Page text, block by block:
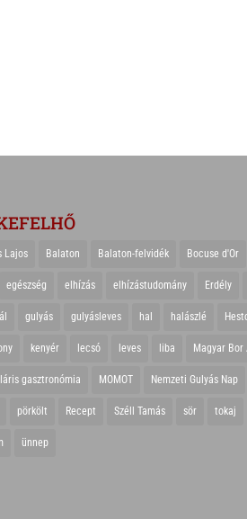
Lajos Balaton Balaton-felvidék Bocuse d'Or
egészség elhízás elhízástudomány Erdély
gulyás gulyásleves hal halászlé
kenyér lecsó leves liba Magyar Bor
gasztronómia MOMOT Nemzeti Gulyás Nap
pörkölt Recept Széll Tamás sör tokaj
ünnep